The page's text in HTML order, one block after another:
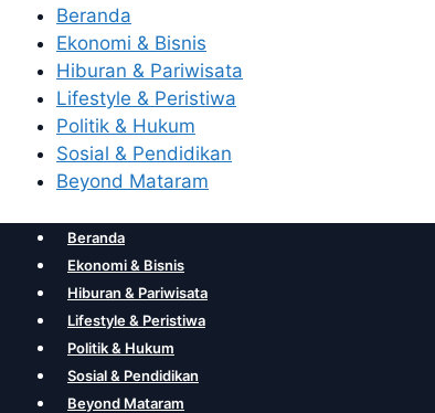
Beranda
Ekonomi & Bisnis
Hiburan & Pariwisata
Lifestyle & Peristiwa
Politik & Hukum
Sosial & Pendidikan
Beyond Mataram
Beranda
Ekonomi & Bisnis
Hiburan & Pariwisata
Lifestyle & Peristiwa
Politik & Hukum
Sosial & Pendidikan
Beyond Mataram